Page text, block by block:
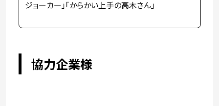
ジョーカー」「からかい上手の高木さん」
協力企業様